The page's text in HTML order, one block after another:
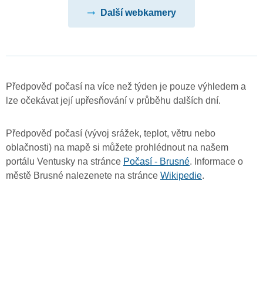
Další webkamery
Předpověď počasí na více než týden je pouze výhledem a
lze očekávat její upřesňování v průběhu dalších dní.
Předpověď počasí (vývoj srážek, teplot, větru nebo
oblačnosti) na mapě si můžete prohlédnout na našem
portálu Ventusky na stránce Počasí - Brusné. Informace o
městě Brusné nalezenete na stránce Wikipedie.